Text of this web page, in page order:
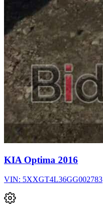
KIA Optima 2016
VIN: 5XXGT4L36GG002783